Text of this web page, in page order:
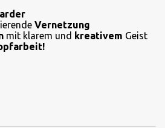
Vernetzung
mit klarem und kreativem Geist